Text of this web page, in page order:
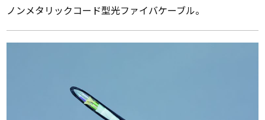
ノンメタリックコード型光ファイバケーブル。